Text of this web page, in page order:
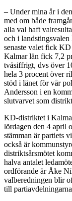
– Under mina år i
med om både
alla val haft
och i
senaste valet fick
Kalmar län fick 7,2
tvåsiffrigt, dvs över
hela 3 procent över
stöd i länet för vår
Andersson i en
slutvarvet som
KD-distriktet i
lördagen den 4 april
stämman är partiets
också är
distriktsårsmötet
halva antalet
ordförande är Åke
valberedningen blir
till